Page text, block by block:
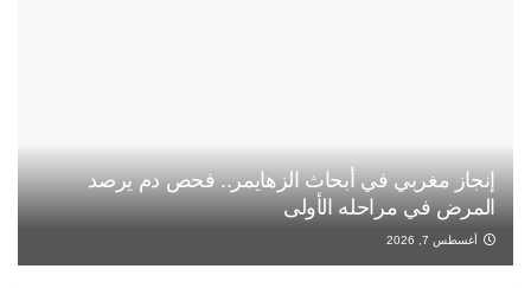
إنجاز مغربي في أبحاث الزهايمر.. فحص دم يرصد
المرض في مراحله الأولى
أغسطس 7, 2026